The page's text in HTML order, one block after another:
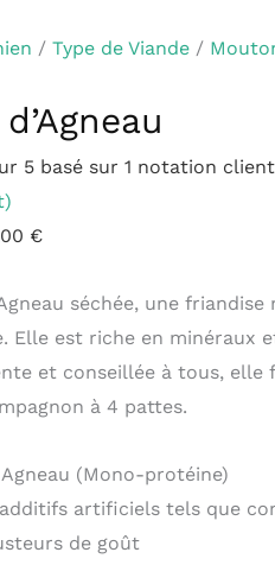
/Type de Viande /
5 basé sur1 notation client
€
4,50 €
7,00 €
séchée, une
Elle est riche en minéraux
et conseillée à tous, elle
à 4 pattes.
Agneau (Mono-protéine)
artificiels tels que
de goût